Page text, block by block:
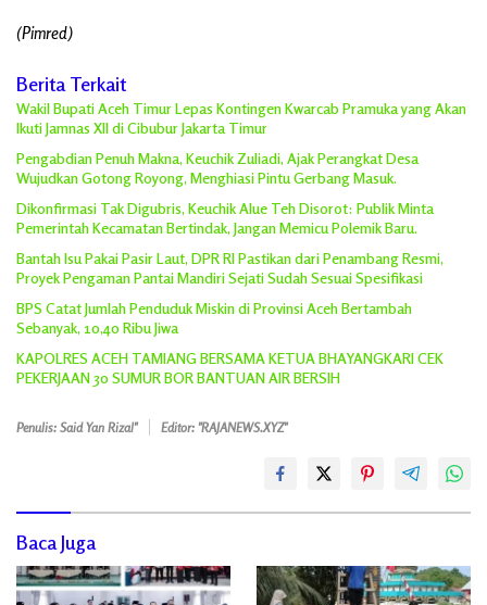
(Pimred)
Berita Terkait
Wakil Bupati Aceh Timur Lepas Kontingen Kwarcab Pramuka yang Akan
Ikuti Jamnas XII di Cibubur Jakarta Timur
Pengabdian Penuh Makna, Keuchik Zuliadi, Ajak Perangkat Desa
Wujudkan Gotong Royong, Menghiasi Pintu Gerbang Masuk.
Dikonfirmasi Tak Digubris, Keuchik Alue Teh Disorot: Publik Minta
Pemerintah Kecamatan Bertindak, Jangan Memicu Polemik Baru.
Bantah Isu Pakai Pasir Laut, DPR RI Pastikan dari Penambang Resmi,
Proyek Pengaman Pantai Mandiri Sejati Sudah Sesuai Spesifikasi
BPS Catat Jumlah Penduduk Miskin di Provinsi Aceh Bertambah
Sebanyak, 10,40 Ribu Jiwa
KAPOLRES ACEH TAMIANG BERSAMA KETUA BHAYANGKARI CEK
PEKERJAAN 30 SUMUR BOR BANTUAN AIR BERSIH
Penulis: Said Yan Rizal" Editor: "RAJANEWS.XYZ"
Baca Juga